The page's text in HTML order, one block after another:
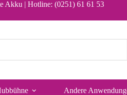
Akku | Hotline: (0251) 61 61 53
Andere